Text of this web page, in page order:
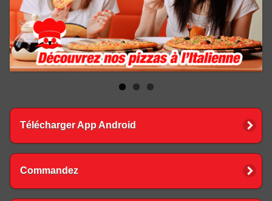
Télécharger App Android
Commandez